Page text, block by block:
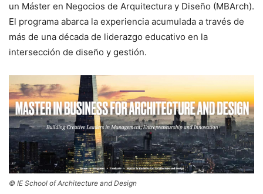
un Máster en Negocios de Arquitectura y Diseño (MBArch).
El programa abarca la experiencia acumulada a través de
más de una década de liderazgo educativo en la
intersección de diseño y gestión.
© IE School of Architecture and Design